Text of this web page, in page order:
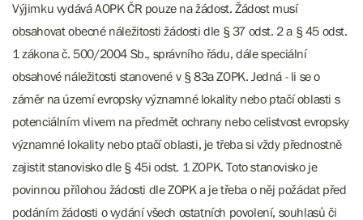
Výjimku vydává AOPK ČR pouze na žádost. Žádost musí
obsahovat obecné náležitosti žádosti dle § 37 odst. 2 a § 45 odst.
1 zákona č. 500/2004 Sb., správního řádu, dále speciální
obsahové náležitosti stanovené v § 83a ZOPK. Jedná - li se o
záměr na území evropsky významné lokality nebo ptačí oblasti s
potenciálním vlivem na předmět ochrany nebo celistvost evropsky
významné lokality nebo ptačí oblasti, je třeba si vždy přednostně
zajistit stanovisko dle § 45i odst. 1 ZOPK. Toto stanovisko je
povinnou přílohou žádosti dle ZOPK a je třeba o něj požádat před
podáním žádosti o vydání všech ostatních povolení, souhlasů či